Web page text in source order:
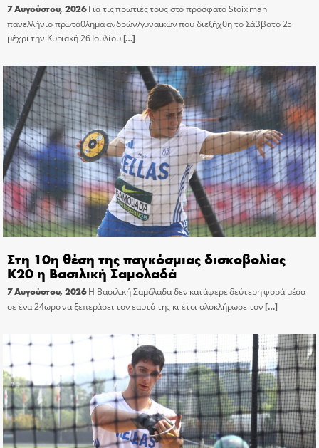
7 Αυγούστου, 2026 Για τις πρωτιές τους στο πρόσφατο Stoiximan
πανελλήνιο πρωτάθλημα ανδρών/γυναικών που διεξήχθη το Σάββατο 25
μέχρι την Κυριακή 26 Ιουλίου[…]
Στη 10η θέση της παγκόσμιας δισκοβολίας
Κ20 η Βασιλική Σαμολαδά
7 Αυγούστου, 2026 Η Βασιλική Σαμόλαδα δεν κατάφερε δεύτερη φορά μέσα
σε ένα 24ωρο να ξεπεράσει τον εαυτό της κι έτσι ολοκλήρωσε τον[…]